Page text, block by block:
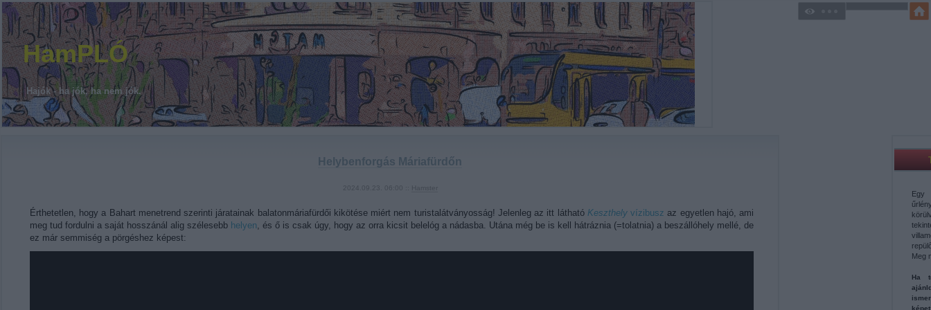
HamPLÓ
Hajók - ha jók, ha nem jók.
Egy
Meg
Ha
Helybenforgás Máriafürdőn
2024.09.23. 06:00 :: Hamster
Érthetetlen, hogy a Bahart menetrend szerinti járatainak balatonmáriafürdői kikötése miért nem turistalátványosság! Jelenleg az itt látható Keszthelyvízibusz az egyetlen hajó, ami
meg tud fordulni a saját hosszánál alig szélesebb helyen, és ő is csak úgy, hogy az orra kicsit belelóg a nádasba. Utána még be is kell hátráznia (=tolatnia) a beszállóhely mellé, de
ez már semmiség a pörgéshez képest: